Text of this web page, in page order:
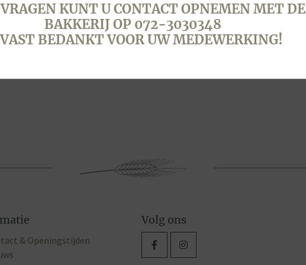
KADET, WIT, 5 STUKS
& Openingstijden
Volg ons
KUNT U CONTACT OPNEMEN MET DE
BAKKERIJ OP 072-3030348
BEDANKT VOOR UW MEDEWERKING!